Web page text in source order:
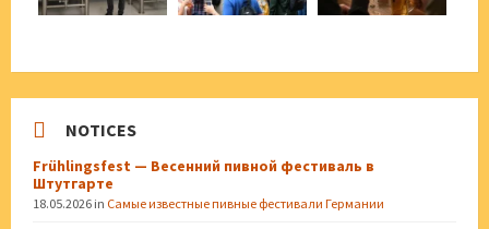
NOTICES
Frühlingsfest — Весенний пивной фестиваль в
Штутгарте
18.05.2026 in Самые известные пивные фестивали Германии